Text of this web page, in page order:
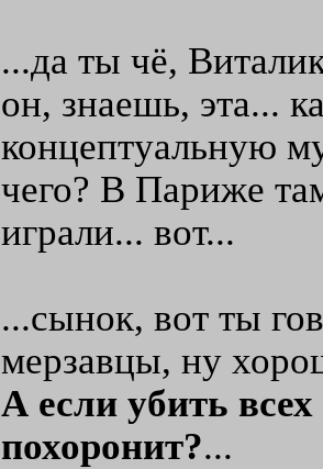
...да ты чё,
он, знаешь, эта...
концептуальную
чего? В Париже
играли... вот...
...сынок, вот ты
мерзавцы, ну
А если убить
похоронит?...